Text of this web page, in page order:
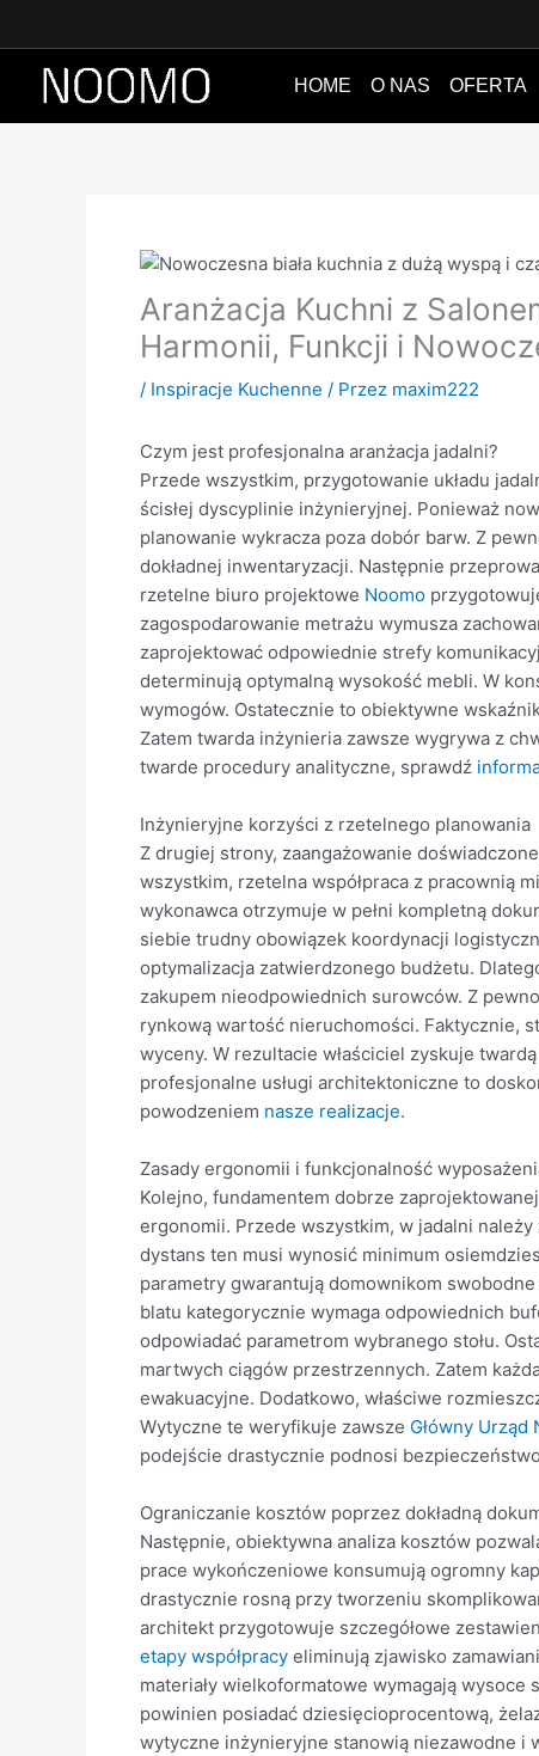
treści
HOME O NAS OFERTA
Aranżacja Kuchni z
Harmonii, Funkcji i
/ Inspiracje Kuchenne / Przez maxim222
Czym jest profesjonalna aranżacja jadalni?
Przede wszystkim, przygotowanie układu
ścisłej dyscyplinie inżynieryjnej. Ponieważ
planowanie wykracza poza dobór barw. Z
dokładnej inwentaryzacji. Następnie
rzetelne biuro projektowe Noomo
zagospodarowanie metrażu wymusza
zaprojektować odpowiednie strefy
determinują optymalną wysokość mebli. W
wymogów. Ostatecznie to obiektywne
Zatem twarda inżynieria zawsze wygrywa z
twarde procedury analityczne, sprawdź
Inżynieryjne korzyści z rzetelnego planowania
Z drugiej strony, zaangażowanie
wszystkim, rzetelna współpraca z pracownią
wykonawca otrzymuje w pełni kompletną
siebie trudny obowiązek koordynacji
optymalizacja zatwierdzonego budżetu.
zakupem nieodpowiednich surowców. Z
rynkową wartość nieruchomości. Faktycznie,
wyceny. W rezultacie właściciel zyskuje
profesjonalne usługi architektoniczne to
powodzeniem nasze realizacje.
Zasady ergonomii i funkcjonalność
Kolejno, fundamentem dobrze
ergonomii. Przede wszystkim, w jadalni
dystans ten musi wynosić minimum
parametry gwarantują domownikom
blatu kategorycznie wymaga odpowiednich
odpowiadać parametrom wybranego stołu.
martwych ciągów przestrzennych. Zatem
ewakuacyjne. Dodatkowo, właściwe
Wytyczne te weryfikuje zawsze Główny
podejście drastycznie podnosi
Ograniczanie kosztów poprzez dokładną
Następnie, obiektywna analiza kosztów
prace wykończeniowe konsumują ogromny
drastycznie rosną przy tworzeniu
architekt przygotowuje szczegółowe
etapy współpracy eliminują zjawisko
materiały wielkoformatowe wymagają
powinien posiadać dziesięcioprocentową,
wytyczne inżynieryjne stanowią niezawodne i